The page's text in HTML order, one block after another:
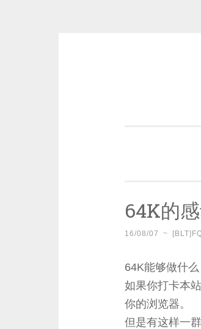
64K的
16/08/07 ~
64K能够做什么
如果你打卡本
你的浏览器。
但是有这样一